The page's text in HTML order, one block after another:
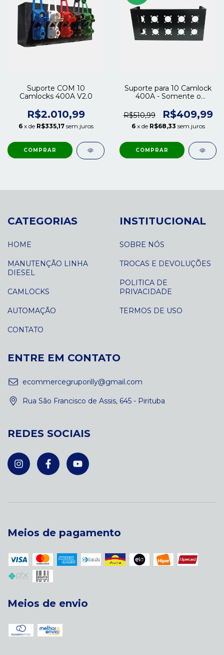
Suporte COM 10
Camlocks 400A V2.0
R$2.010,99
6 x de R$335,17 sem juros
COMPRAR
Suporte para 10 Camlock
400A - Somente o
R$510,99
R$409,99
6 x de R$68,33 sem juros
CATEGORIAS
HOME
MANUTENÇÃO LINHA
DIESEL
CAMLOCKS
AUTOMAÇÃO
CONTATO
INSTITUCIONAL
SOBRE NÓS
TROCAS E DEVOLUÇÕES
POLITICA DE
PRIVACIDADE
TERMOS DE USO
ENTRE EM CONTATO
ecommercegruporilly@gmail.com
Rua São Francisco de Assis, 645 - Pirituba
REDES SOCIAIS
Meios de pagamento
Meios de envio